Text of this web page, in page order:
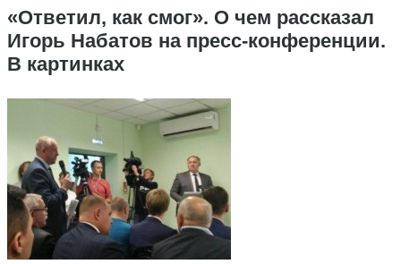
«Ответил, как смог». О чем рассказал
Игорь Набатов на пресс-конференции.
В картинках